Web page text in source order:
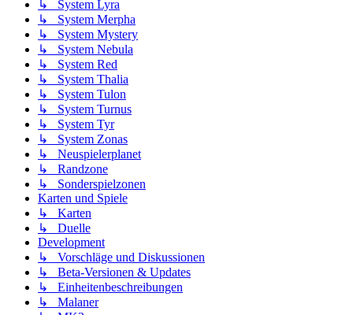
↳ System Lyra
↳ System Merpha
↳ System Mystery
↳ System Nebula
↳ System Red
↳ System Thalia
↳ System Tulon
↳ System Turnus
↳ System Tyr
↳ System Zonas
↳ Neuspielerplanet
↳ Randzone
↳ Sonderspielzonen
Karten und Spiele
↳ Karten
↳ Duelle
Development
↳ Vorschläge und Diskussionen
↳ Beta-Versionen & Updates
↳ Einheitenbeschreibungen
↳ Malaner